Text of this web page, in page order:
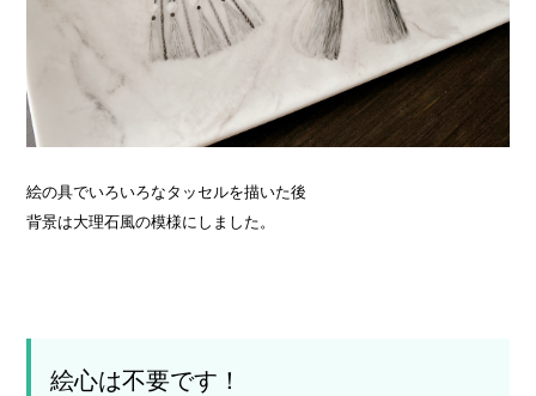
絵の具でいろいろなタッセルを描いた後
背景は大理石風の模様にしました。
絵心は不要です！